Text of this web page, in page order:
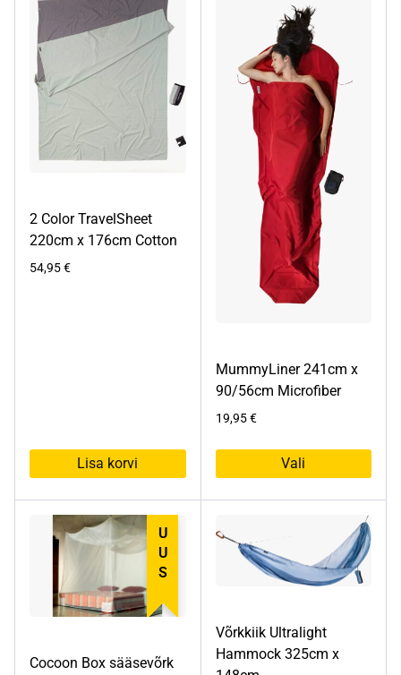
2 Color TravelSheet
220cm x 176cm Cotton
54,95€
Lisa korvi
MummyLiner 241cm x
90/56cm Microfiber
19,95€
Vali
on
mitu
varianti.
teha
tootelehel.
UUS
Cocoon Box sääsevõrk
Võrkkiik Ultralight
Hammock 325cm x